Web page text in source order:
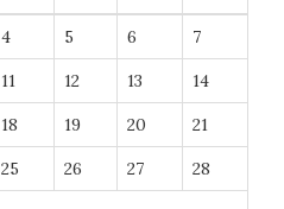
4 5 6 7
11 12 13 14
18 19 20 21
25 26 27 28